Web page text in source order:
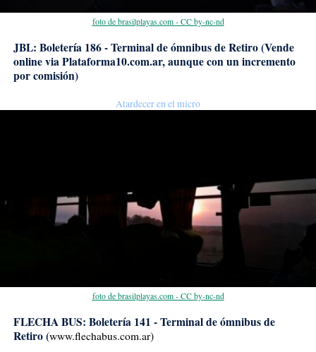
foto de brasilplayas.com - CC by-nc-nd
JBL: Boletería 186 - Terminal de ómnibus de Retiro (Vende
online via Plataforma10.com.ar, aunque con un incremento
por comisión)
Atardecer en el micro
foto de brasilplayas.com - CC by-nc-nd
FLECHA BUS: Boletería 141 - Terminal de ómnibus de
Retiro (www.flechabus.com.ar)